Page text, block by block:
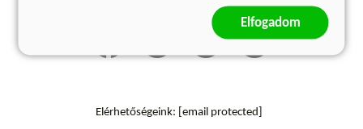
Elérhetőségeink: [email protected]
Elfogadom